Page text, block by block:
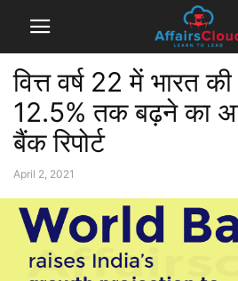
वित्त वर्ष 22 में भारत
12.5% तक बढ़ने का
बैंक रिपोर्ट
April 2, 2021